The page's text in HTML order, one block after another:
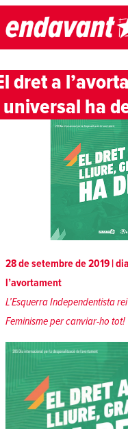
Skip to content
dret a
ha
28 de setembre de 2019 |
l’avortament
L’Esquerra Independentista
Feminisme per canviar-ho tot!